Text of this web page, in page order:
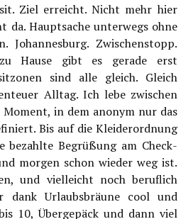
Ziel erreicht. Nicht mehr hier
da. Hauptsache unterwegs ohne
Johannesburg. Zwischenstopp.
Hause gibt es gerade erst
sind alle gleich. Gleich
Alltag. Ich lebe zwischen
in dem anonym nur das
Bis auf die Kleiderordnung
bezahlte Begrüßung am Check-
morgen schon wieder weg ist.
und vielleicht noch beruflich
dank Urlaubsbräune cool und
10, Übergepäck und dann viel